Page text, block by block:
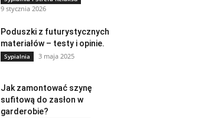
9 stycznia 2026
Poduszki z futurystycznych
materiałów – testy i opinie.
Sypialnia 3 maja 2025
Jak zamontować szynę
sufitową do zasłon w
garderobie?